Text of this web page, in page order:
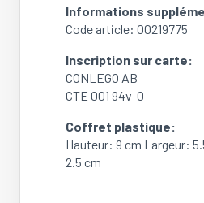
Informations
Code article: 00219775
Inscription sur carte:
CONLEGO AB
CTE 001 94v-0
Coffret plastique:
Hauteur: 9 cm Largeur:
2.5 cm